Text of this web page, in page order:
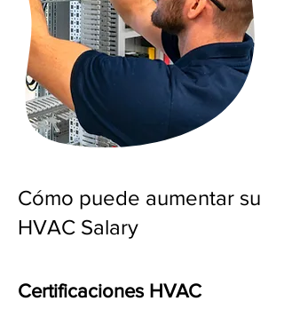
Cómo puede aumentar su
HVAC Salary
Certificaciones HVAC